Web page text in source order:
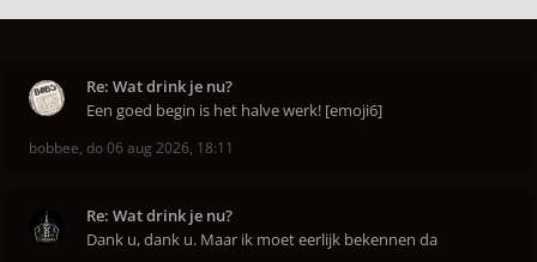
Re: Wat drink je nu?
Een goed begin is het halve werk! [emoji6]
bobbee, do 06 aug 2026, 18:11
Re: Wat drink je nu?
Dank u, dank u. Maar ik moet eerlijk bekennen da